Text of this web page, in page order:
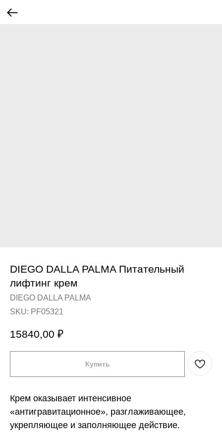
DIEGO DALLA PALMA Питательный
лифтинг крем
DIEGO DALLA PALMA
SKU: PF05321
15840,00 ₽
Купить
Крем оказывает интенсивное
«антигравитационное», разглаживающее,
укрепляющее и заполняющее действие.